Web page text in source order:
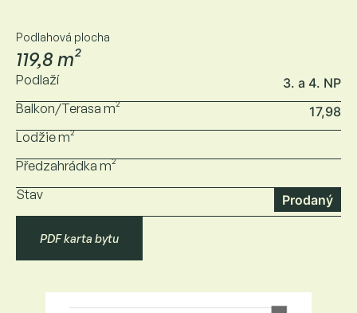
Podlahová plocha
119,8 m²
Podlaží
3. a 4. NP
Balkon/Terasa m²
17,98
Lodžie m²
Předzahrádka m²
Stav
Prodaný
PDF karta bytu